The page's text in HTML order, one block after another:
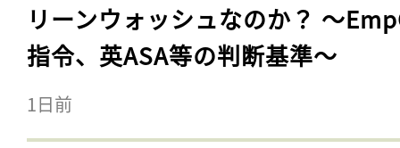
リーンウォッシュなのか？ 〜
指令、英ASA等の判断基準〜
1日前